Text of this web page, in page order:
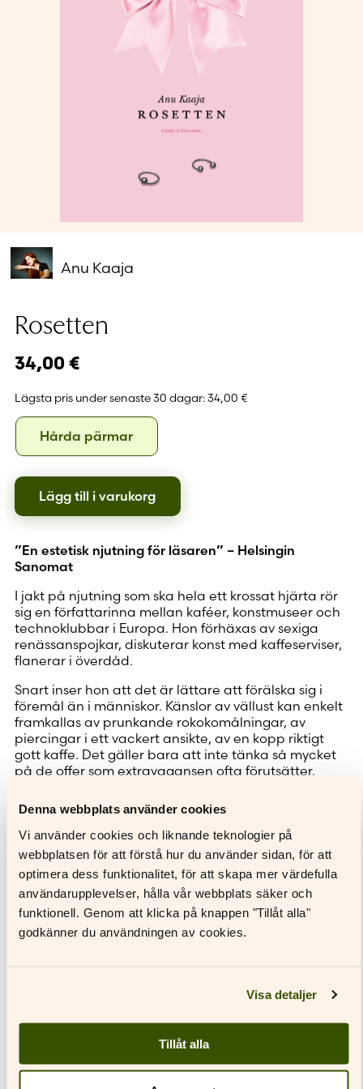
Denna webbplats använder cookies
Vi använder cookies och liknande teknologier på
webbplatsen för att förstå hur du använder sidan, för att
optimera dess funktionalitet, för att skapa mer värdefulla
användarupplevelser, hålla vår webbplats säker och
funktionell. Genom att klicka på knappen "Tillåt alla"
godkänner du användningen av cookies.
Visa detaljer
Tillåt alla
Glömt ditt lösenord?
Har du inget konto?
Anu Kaaja
Rosetten
34,00 €
Lägsta pris under senaste 30 dagar: 34,00 €
Format
Hårda pärmarHårda
pärmar
Lägg till i varukorg
”En estetisk njutning för läsaren” – Helsingin
Sanomat
I jakt på njutning som ska hela ett krossat hjärta rör
sig en författarinna mellan kaféer, konstmuseer och
technoklubbar i Europa. Hon förhäxas av sexiga
renässanspojkar, diskuterar konst med kaffeserviser,
flanerar i överdåd.
Snart inser hon att det är lättare att förälska sig i
föremål än i människor. Känslor av vällust kan enkelt
framkallas av prunkande rokokomålningar, av
piercingar i ett vackert ansikte, av en kopp riktigt
gott kaffe. Det gäller bara att inte tänka så mycket
på de offer som extravagansen ofta förutsätter.
en skönhetens och melankolins höga visa som inte
gör skillnad på fetischklubb och finsalong. Den är en
nutidsbeskrivning – ett snillrikt porträtt av
objektifieringen av människor och förmänskligandet
av döda ting.
Anu KaajasRosetten är nominerad till Nordiska
rådets litteraturpris och var nominerad till det
prestigefyllda Runebergspriset.